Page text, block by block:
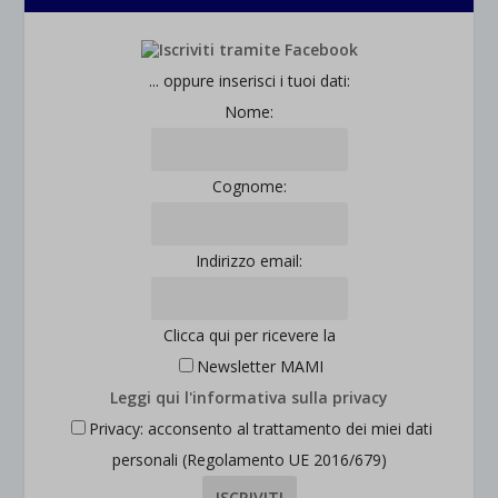
... oppure inserisci i tuoi dati:
Nome:
Cognome:
Indirizzo email:
Clicca qui per ricevere la
Newsletter MAMI
Leggi qui l'informativa sulla privacy
Privacy: acconsento al trattamento dei miei dati
personali (Regolamento UE 2016/679)
jetpackState[message]
esplicitamente categorizzati.
Mostra dettagli